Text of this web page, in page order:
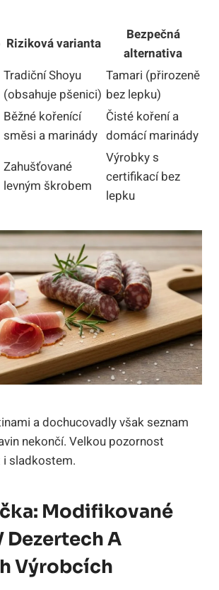
Riziková varianta
Bezpečná
alternativa
Tradiční Shoyu
(obsahuje pšenici)
Tamari (přirozeně
bez lepku)
Běžné kořenící
směsi a marinády
Čisté koření a
domácí marinády
Zahušťované
levným škrobem
Výrobky s
certifikací bez
lepku
a dochucovadly však seznam
nekončí. Velkou pozornost
sladkostem.
Modifikované
Dezertech A
Výrobcích